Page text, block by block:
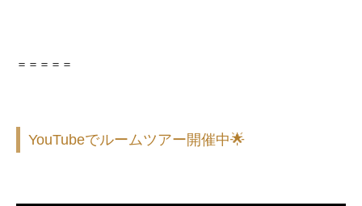
＝＝＝＝＝
YouTubeでルームツアー開催中🌟